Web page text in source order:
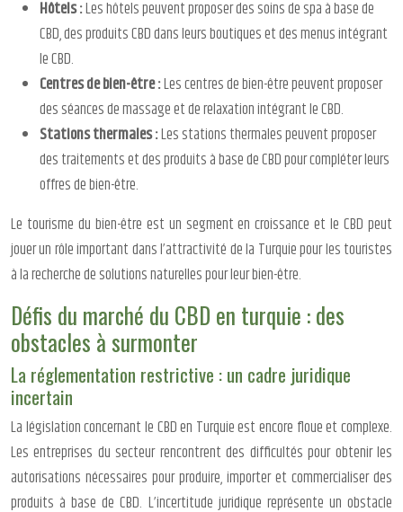
Hôtels :Les hôtels peuvent proposer des soins de spa à base de
CBD, des produits CBD dans leurs boutiques et des menus intégrant
le CBD.
Centres de bien-être :Les centres de bien-être peuvent proposer
des séances de massage et de relaxation intégrant le CBD.
Stations thermales :Les stations thermales peuvent proposer
des traitements et des produits à base de CBD pour compléter leurs
offres de bien-être.
Le tourisme du bien-être est un segment en croissance et le CBD peut
jouer un rôle important dans l’attractivité de la Turquie pour les touristes
à la recherche de solutions naturelles pour leur bien-être.
Défis du marché du CBD en turquie : des
obstacles à surmonter
La réglementation restrictive : un cadre juridique
incertain
La législation concernant le CBD en Turquie est encore floue et complexe.
Les entreprises du secteur rencontrent des difficultés pour obtenir les
autorisations nécessaires pour produire, importer et commercialiser des
produits à base de CBD. L’incertitude juridique représente un obstacle